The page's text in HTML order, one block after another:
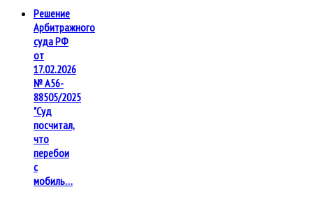
Решение
Арбитражного
суда РФ
от
17.02.2026
№ А56-
88505/2025
"Суд
посчитал,
что
перебои
с
мобиль…